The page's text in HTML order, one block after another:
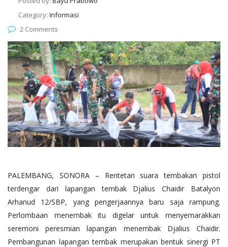
Category: Informasi
2 Comments
PALEMBANG, SONORA – Rentetan suara tembakan pistol
terdengar dari lapangan tembak Djalius Chaidir Batalyon
Arhanud 12/SBP, yang pengerjaannya baru saja rampung.
Perlombaan menembak itu digelar untuk menyemarakkan
seremoni peresmian lapangan menembak Djalius Chaidir.
Pembangunan lapangan tembak merupakan bentuk sinergi PT